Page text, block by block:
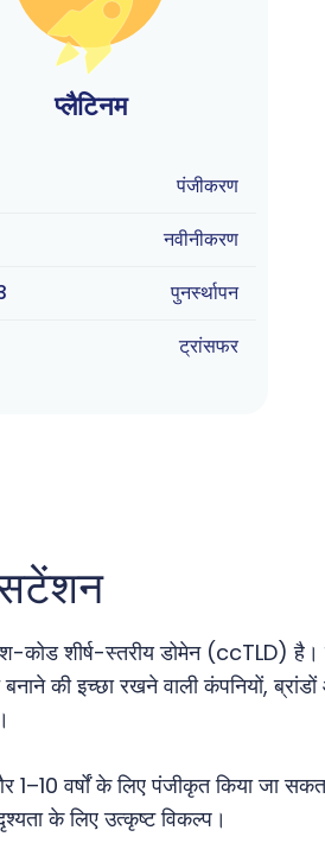
प्लैटिनम
पंजीकरण
नवीनीकरण
पुनर्स्थापन
ट्रांसफर
कोड शीर्ष-स्तरीय डोमेन (ccTLD) है।
की इच्छा रखने वाली कंपनियों,
वर्षों के लिए पंजीकृत किया जा
के लिए उत्कृष्ट विकल्प।